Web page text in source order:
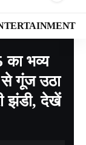
>HARIDWAR
का भव्य
गूंज उठा
झंडी, देखें